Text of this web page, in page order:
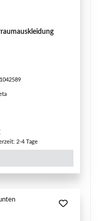
Preis:
2-4 Tage